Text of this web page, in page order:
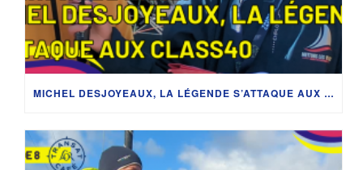
MICHEL DESJOYEAUX, LA LÉGENDE S’ATTAQUE AUX CLASS40 – RENCONTRE SUR LA TRANSAT CAFÉ L’OR 2025